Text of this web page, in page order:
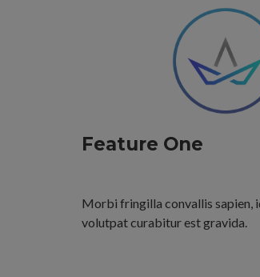
Feature One
Morbi fringilla convallis sapien,
volutpat curabitur est gravida.